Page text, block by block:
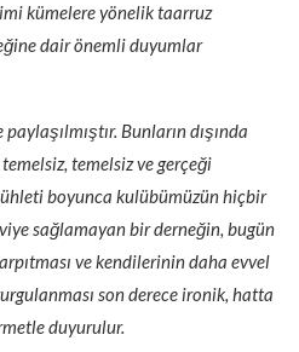
kümelere yönelik taarruz
dair önemli duyumlar
Bunların dışında
temelsiz ve gerçeği
boyunca kulübümüzün hiçbir
sağlamayan bir derneğin, bugün
ve kendilerinin daha evvel
son derece ironik, hatta
duyurulur.